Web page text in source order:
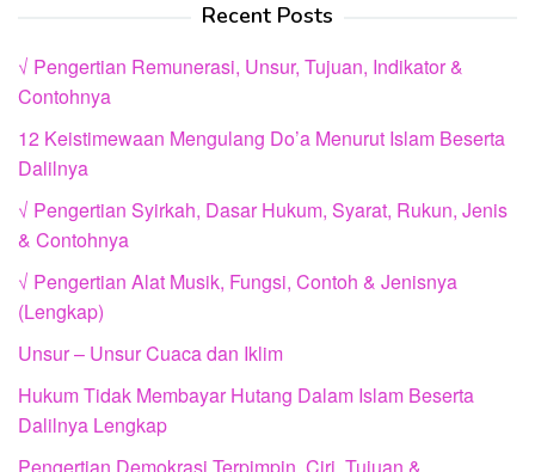
Recent Posts
√ Pengertian Remunerasi, Unsur, Tujuan, Indikator &
Contohnya
12 Keistimewaan Mengulang Do’a Menurut Islam Beserta
Dalilnya
√ Pengertian Syirkah, Dasar Hukum, Syarat, Rukun, Jenis
& Contohnya
√ Pengertian Alat Musik, Fungsi, Contoh & Jenisnya
(Lengkap)
Unsur – Unsur Cuaca dan Iklim
Hukum Tidak Membayar Hutang Dalam Islam Beserta
Dalilnya Lengkap